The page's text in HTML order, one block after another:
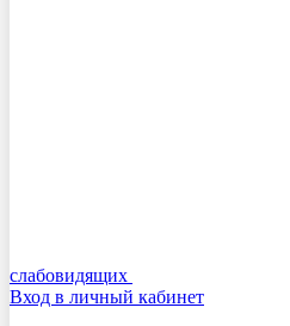
слабовидящих
Вход в личный кабинет